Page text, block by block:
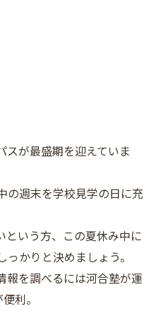
スが最盛期を迎えていま
の週末を学校見学の日に充
という方、この夏休み中に
かりと決めましょう。
報を調べるには河合塾が運
利。